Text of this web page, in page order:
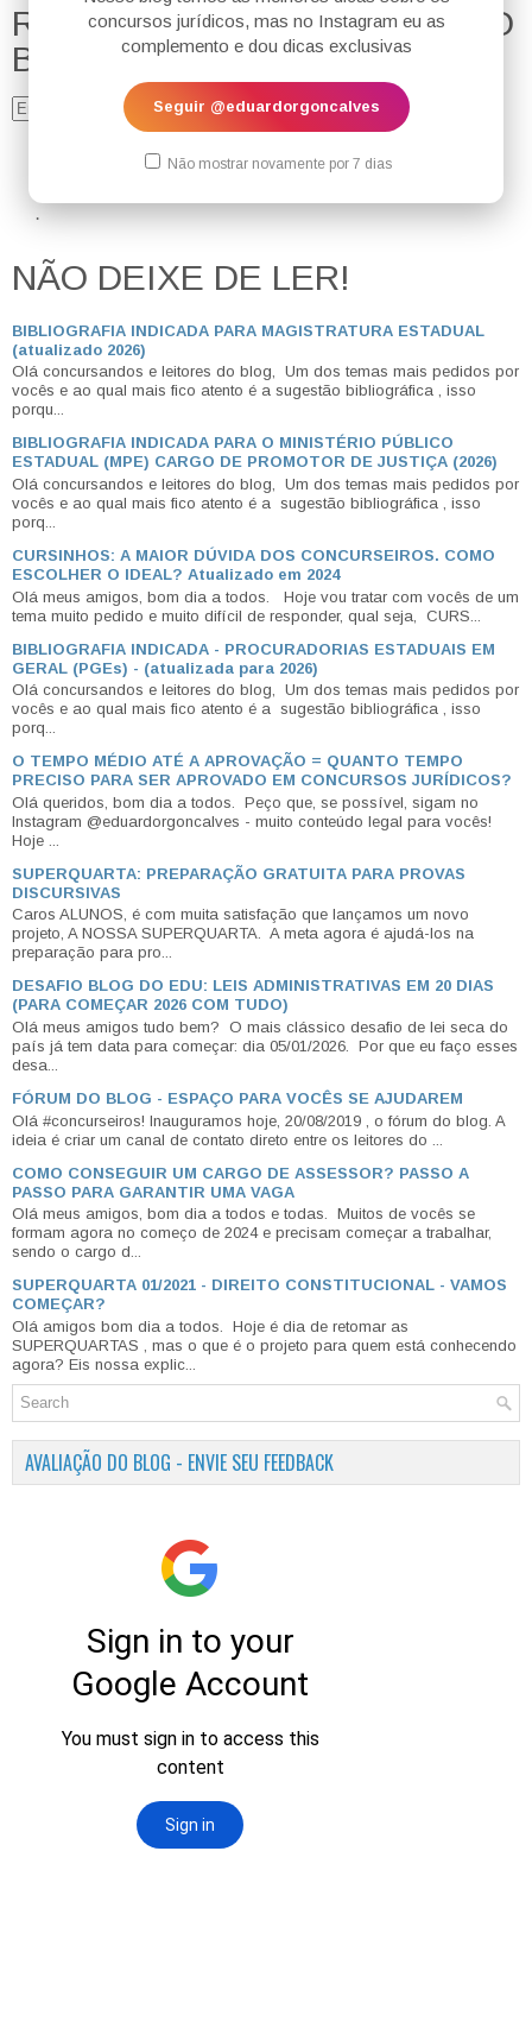
concursos jurídicos, mas no Instagram eu as
complemento e dou dicas exclusivas
Seguir @eduardorgoncalves
Não mostrar novamente por 7 dias
RECEBER AS NOVIDADES DO
BLOG:
Enviar
GOSTOU DO SITE? ENTÃO NÃO DEIXE DE NOS SEGUIR NO
.
NÃO DEIXE DE LER!
BIBLIOGRAFIA INDICADA PARA MAGISTRATURA ESTADUAL
(atualizado 2026)
Olá concursandos e leitores do blog, Um dos temas mais pedidos por
vocês e ao qual mais fico atento é a sugestão bibliográfica , isso
porqu...
BIBLIOGRAFIA INDICADA PARA O MINISTÉRIO PÚBLICO
ESTADUAL (MPE) CARGO DE PROMOTOR DE JUSTIÇA (2026)
Olá concursandos e leitores do blog, Um dos temas mais pedidos por
vocês e ao qual mais fico atento é a sugestão bibliográfica , isso
porq...
CURSINHOS: A MAIOR DÚVIDA DOS CONCURSEIROS. COMO
ESCOLHER O IDEAL? Atualizado em 2024
Olá meus amigos, bom dia a todos. Hoje vou tratar com vocês de um
tema muito pedido e muito difícil de responder, qual seja, CURS...
BIBLIOGRAFIA INDICADA - PROCURADORIAS ESTADUAIS EM
GERAL (PGEs) - (atualizada para 2026)
Olá concursandos e leitores do blog, Um dos temas mais pedidos por
vocês e ao qual mais fico atento é a sugestão bibliográfica , isso
porq...
O TEMPO MÉDIO ATÉ A APROVAÇÃO = QUANTO TEMPO
PRECISO PARA SER APROVADO EM CONCURSOS JURÍDICOS?
Olá queridos, bom dia a todos. Peço que, se possível, sigam no
Instagram @eduardorgoncalves - muito conteúdo legal para vocês!
Hoje ...
SUPERQUARTA: PREPARAÇÃO GRATUITA PARA PROVAS
DISCURSIVAS
Caros ALUNOS, é com muita satisfação que lançamos um novo
projeto, A NOSSA SUPERQUARTA. A meta agora é ajudá-los na
preparação para pro...
DESAFIO BLOG DO EDU: LEIS ADMINISTRATIVAS EM 20 DIAS
(PARA COMEÇAR 2026 COM TUDO)
Olá meus amigos tudo bem? O mais clássico desafio de lei seca do
país já tem data para começar: dia 05/01/2026. Por que eu faço esses
desa...
FÓRUM DO BLOG - ESPAÇO PARA VOCÊS SE AJUDAREM
Olá #concurseiros! Inauguramos hoje, 20/08/2019 , o fórum do blog. A
ideia é criar um canal de contato direto entre os leitores do ...
COMO CONSEGUIR UM CARGO DE ASSESSOR? PASSO A
PASSO PARA GARANTIR UMA VAGA
Olá meus amigos, bom dia a todos e todas. Muitos de vocês se
formam agora no começo de 2024 e precisam começar a trabalhar,
sendo o cargo d...
SUPERQUARTA 01/2021 - DIREITO CONSTITUCIONAL - VAMOS
COMEÇAR?
Olá amigos bom dia a todos. Hoje é dia de retomar as
SUPERQUARTAS , mas o que é o projeto para quem está conhecendo
agora? Eis nossa explic...
AVALIAÇÃO DO BLOG - ENVIE SEU FEEDBACK